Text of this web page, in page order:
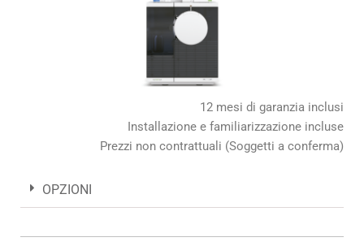
12 mesi di garanzia inclusi
Installazione e familiarizzazione incluse
Prezzi non contrattuali (Soggetti a conferma)
OPZIONI